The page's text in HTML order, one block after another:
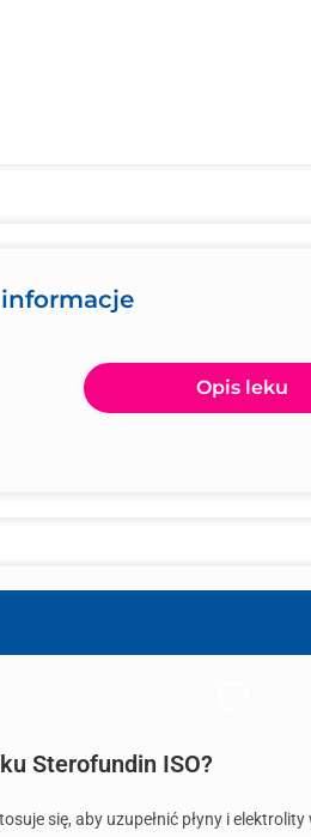
Opis leku
Sterofundin ISO?
się, aby uzupełnić płyny i